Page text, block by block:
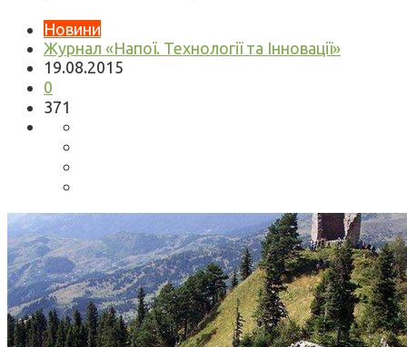
Новини
Журнал «Напої. Технології та Інновації»
19.08.2015
0
371